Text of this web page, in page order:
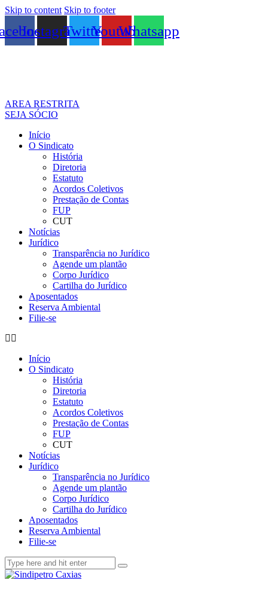
Skip to content Skip to footer
InstagramTwitterYoutubeWhatsapp
AREA RESTRITA
SEJA SÓCIO
Início
O Sindicato
História
Diretoria
Estatuto
Acordos Coletivos
Prestação de Contas
FUP
CUT
Notícias
Jurídico
Transparência no Jurídico
Agende um plantão
Corpo Jurídico
Cartilha do Jurídico
Aposentados
Reserva Ambiental
Filie-se
Início
O Sindicato
História
Diretoria
Estatuto
Acordos Coletivos
Prestação de Contas
FUP
CUT
Notícias
Jurídico
Transparência no Jurídico
Agende um plantão
Corpo Jurídico
Cartilha do Jurídico
Aposentados
Reserva Ambiental
Filie-se